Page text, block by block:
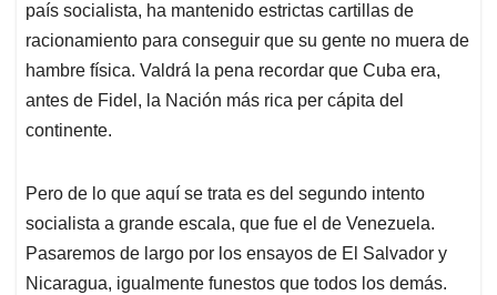
país socialista, ha mantenido estrictas cartillas de
racionamiento para conseguir que su gente no muera de
hambre física. Valdrá la pena recordar que Cuba era,
antes de Fidel, la Nación más rica per cápita del
continente.
Pero de lo que aquí se trata es del segundo intento
socialista a grande escala, que fue el de Venezuela.
Pasaremos de largo por los ensayos de El Salvador y
Nicaragua, igualmente funestos que todos los demás.